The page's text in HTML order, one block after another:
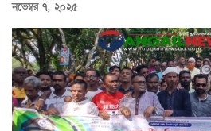
নভেম্বর ৭, ২০২৫